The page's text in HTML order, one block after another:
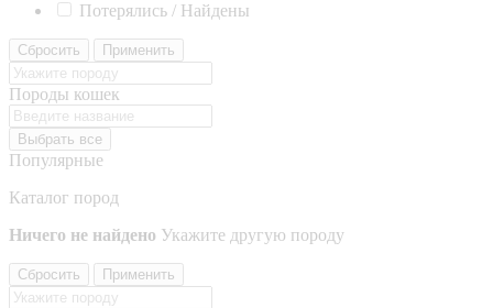
Потерялись / Найдены
Сбросить Применить
Породы кошек
Выбрать все
Популярные
Каталог пород
Ничего не найдено Укажите другую породу
Сбросить Применить